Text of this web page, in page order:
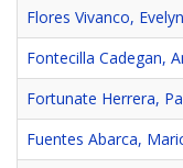
Flores Vivanco, Evelyn
Fontecilla Cadegan,
Fortunate Herrera,
Fuentes Abarca,